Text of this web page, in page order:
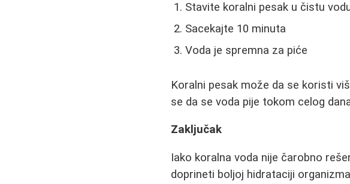
Stavite koralni pesak u čistu
Sacekajte 10 minuta
Voda je spremna za piće
Koralni pesak može da se koristi
se da se voda pije tokom celog
Zaključak
Iako koralna voda nije čarobno
doprineti boljoj hidrataciji